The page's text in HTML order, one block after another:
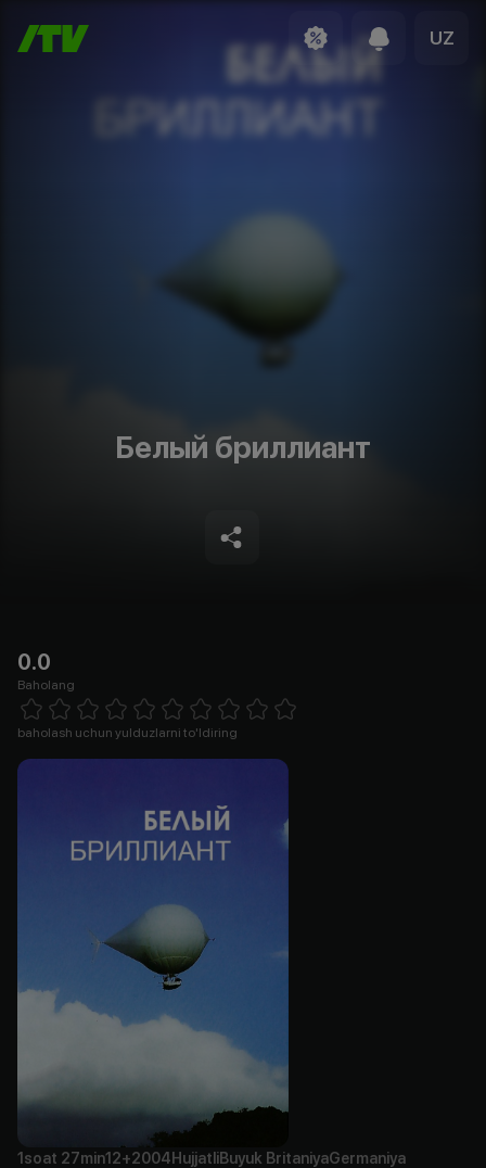
UZ
Белый бриллиант
0.0
Baholang
1 Star 2 Stars 3 Stars 4 Stars5 Stars 6 Stars7 Stars8 Stars
baholash uchun yulduzlarni to'ldiring
1soat 27min12+2004 HujjatliBuyuk BritaniyaGermaniya